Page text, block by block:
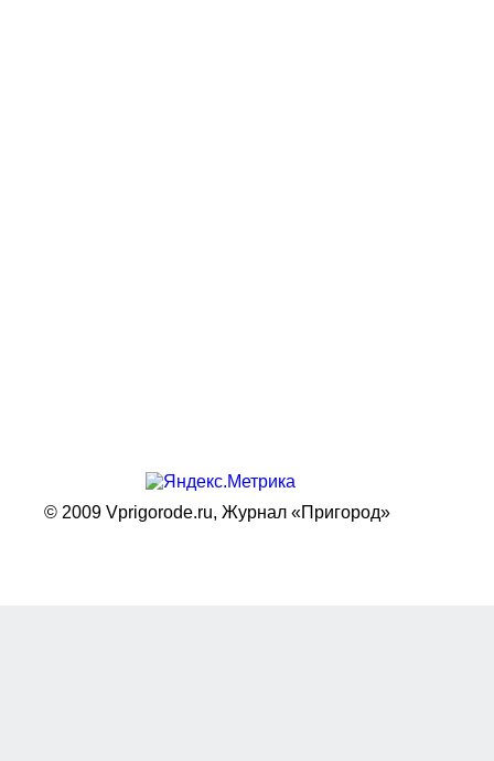
© 2009 Vprigorode.ru, Журнал «Пригород»